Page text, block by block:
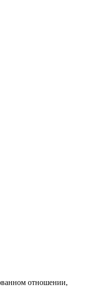
отношении,